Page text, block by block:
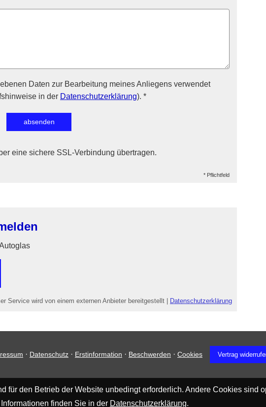
Daten zur Bearbeitung meines Anliegens verwendet
in der Datenschutzerklärung). *
absenden
eine sichere SSL-Verbindung übertragen.
* Pflichtfeld
Service wird von einem externen Anbieter bereitgestellt | Datenschutzerklärung
· Datenschutz · Erstinformation · Beschwerden · Cookies Vertrag
für den Betrieb der Website unbedingt erforderlich. Andere Cookies sind
finden Sie in der Datenschutzerklärung.